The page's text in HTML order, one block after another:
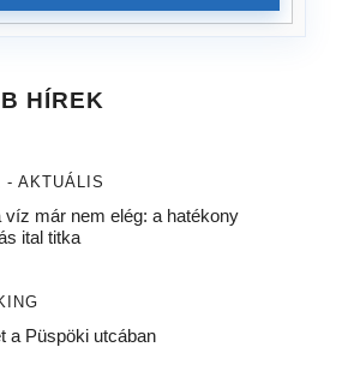
HÍREK
- AKTUÁLIS
víz már nem elég: a hatékony
ital titka
a Püspöki utcában